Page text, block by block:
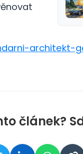
architekt-
článek?